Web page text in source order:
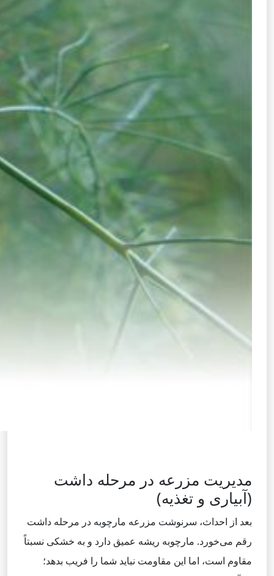
مدیریت مزرعه در مرحله داشت
(آبیاری و تغذیه)
بعد از احداث، سرنوشت مزرعه مارچوبه در مرحله داشت
رقم می‌خورد. مارچوبه ریشه عمیق دارد و به خشکی نسبتاً
مقاوم است، اما این مقاومت نباید شما را فریب بدهد؛